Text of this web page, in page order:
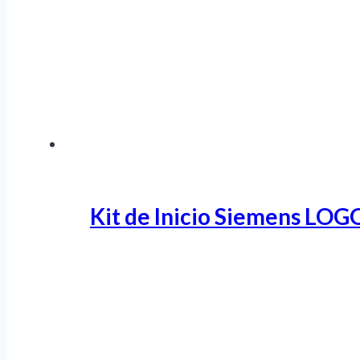
Kit de Inicio Siemens